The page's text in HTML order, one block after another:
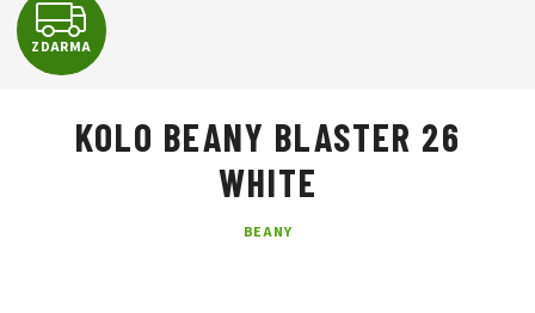
KOLO BEANY BLASTER 26
WHITE
BEANY
Z
D
A
ZDARMA